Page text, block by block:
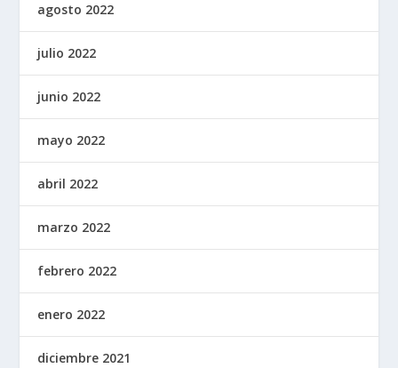
agosto 2022
julio 2022
junio 2022
mayo 2022
abril 2022
marzo 2022
febrero 2022
enero 2022
diciembre 2021